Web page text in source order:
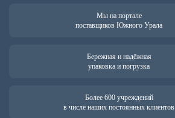
Мы на портале
поставщиков Южного Урала
Бережная и надёжная
упаковка и погрузка
Более 600 учреждений
в числе наших постоянных клиентов